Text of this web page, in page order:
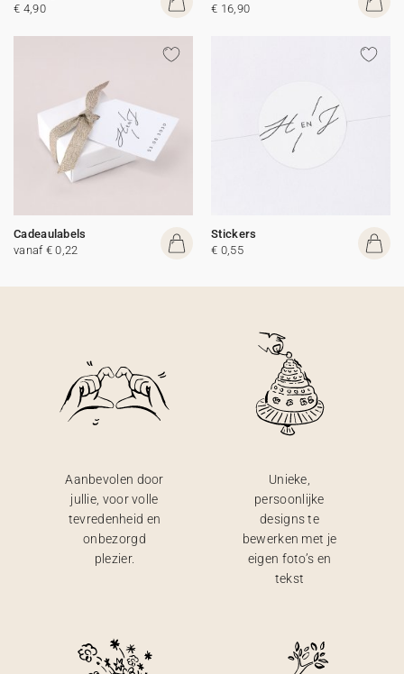
€ 4,90
€ 16,90
Cadeaulabels
vanaf € 0,22
Stickers
€ 0,55
Aanbevolen door
jullie, voor volle
tevredenheid en
onbezorgd
plezier.
Unieke,
persoonlijke
designs te
bewerken met je
eigen foto’s en
tekst